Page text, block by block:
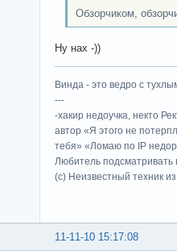
Обзорчиком,
Ну нах -))
Винда - это ведро с
---
-хакир недоучка, некто
автор «Я этого не
тебя» «Ломаю по IP
Любитель подсматривать
(c) Неизвестный техник
11-11-10 15:17:08